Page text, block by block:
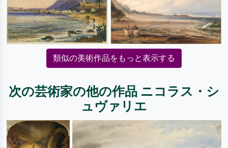
類似の美術作品をもっと表示する
次の芸術家の他の作品 ニコラス・シ
ュヴァリエ